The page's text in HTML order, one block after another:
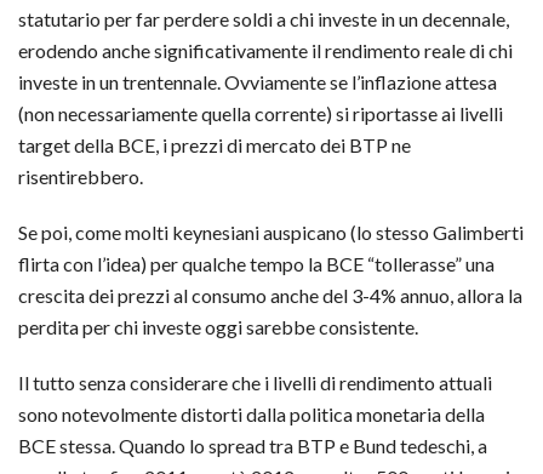
statutario per far perdere soldi a chi investe in un decennale,
erodendo anche significativamente il rendimento reale di chi
investe in un trentennale. Ovviamente se l’inflazione attesa
(non necessariamente quella corrente) si riportasse ai livelli
target della BCE, i prezzi di mercato dei BTP ne
risentirebbero.
Se poi, come molti keynesiani auspicano (lo stesso Galimberti
flirta con l’idea) per qualche tempo la BCE “tollerasse” una
crescita dei prezzi al consumo anche del 3-4% annuo, allora la
perdita per chi investe oggi sarebbe consistente.
Il tutto senza considerare che i livelli di rendimento attuali
sono notevolmente distorti dalla politica monetaria della
BCE stessa. Quando lo spread tra BTP e Bund tedeschi, a